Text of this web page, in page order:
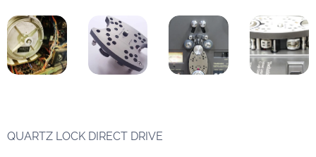
QUARTZ LOCK DIRECT DRIVE